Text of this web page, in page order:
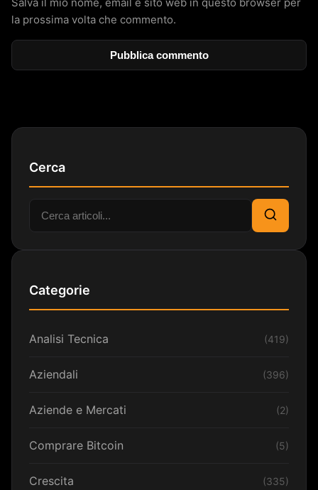
la prossima volta che commento.
Cerca
Cerca:
Cerca
Categorie
Analisi Tecnica (419)
Aziendali (396)
Aziende e Mercati (2)
Comprare Bitcoin (5)
Crescita (335)